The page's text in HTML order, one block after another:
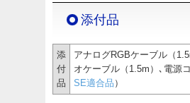
添付品
添
付
品
アナログRGBケーブル（
オケーブル（1.5m）､電源
SE適合品 ）